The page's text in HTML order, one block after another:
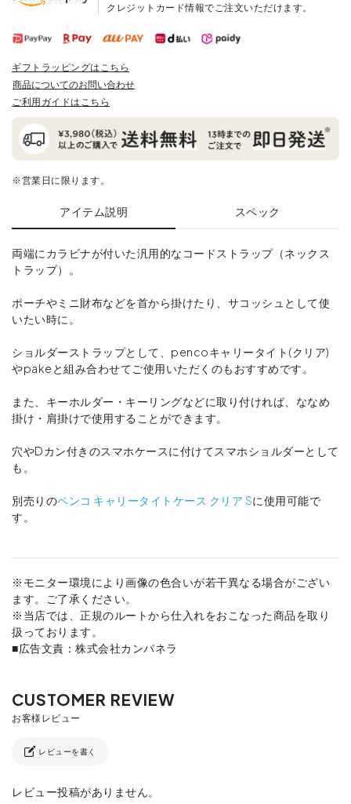
クレジットカード情報でご注文いただけます。
ギフトラッピングはこちら
商品についてのお問い合わせ
ご利用ガイドはこちら
※営業日に限ります。
アイテム説明 スペック
両端にカラビナが付いた汎用的なコードストラップ（ネックス
トラップ）。
ポーチやミニ財布などを首から掛けたり、サコッシュとして使
いたい時に。
ショルダーストラップとして、pencoキャリータイト(クリア)
やpakeと組み合わせてご使用いただくのもおすすめです。
また、キーホルダー・キーリングなどに取り付ければ、ななめ
掛け・肩掛けで使用することができます。
穴やDカン付きのスマホケースに付けてスマホショルダーとして
も。
別売りのペンコ キャリータイトケース クリア Sに使用可能で
す。
※モニター環境により画像の色合いが若干異なる場合がござい
ます。ご了承ください。
※当店では、正規のルートから仕入れをおこなった商品を取り
扱っております。
■広告文責：株式会社カンパネラ
レビューを書く
レビュー投稿がありません。